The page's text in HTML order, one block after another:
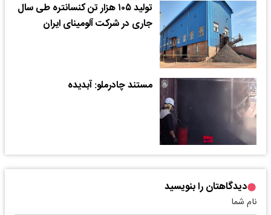
تولید ۱۰۵ هزار تن کنسانتره طی سال
جاری در شرکت آلومینای ایران
مستند چادرملو: آبدیده
دیدگاهتان را بنویسید
نام شما